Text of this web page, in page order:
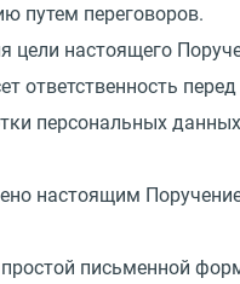
путем переговоров.
цели настоящего
ответственность
персональных
настоящим
письменной